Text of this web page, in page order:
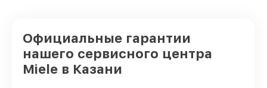
Официальные гарантии
нашего сервисного центра
Miele в Казани